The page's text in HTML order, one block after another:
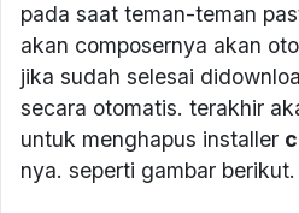
pada saat teman-teman
akan composernya akan
jika sudah selesai
secara otomatis. terakhir
untuk menghapus installer
nya. seperti gambar berikut.